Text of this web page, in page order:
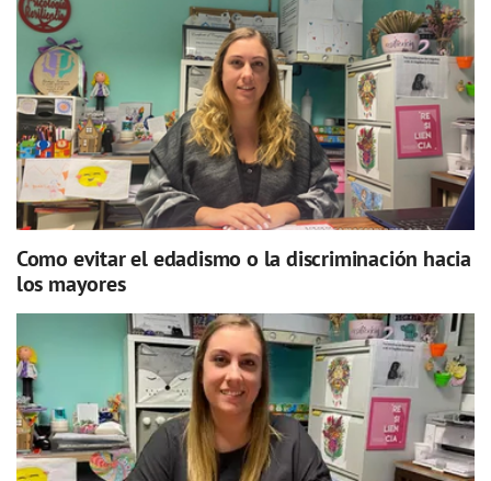
Como evitar el edadismo o la discriminación hacia
los mayores